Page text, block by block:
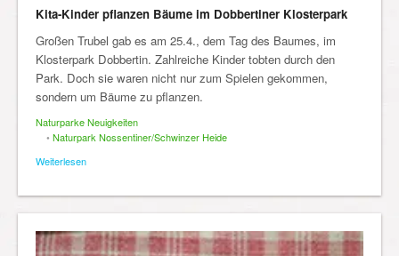
Kita-Kinder pflanzen Bäume im Dobbertiner Klosterpark
Großen Trubel gab es am 25.4., dem Tag des Baumes, im
Klosterpark Dobbertin. Zahlreiche Kinder tobten durch den
Park. Doch sie waren nicht nur zum Spielen gekommen,
sondern um Bäume zu pflanzen.
Naturparke Neuigkeiten
• Naturpark Nossentiner/Schwinzer Heide
Weiterlesen